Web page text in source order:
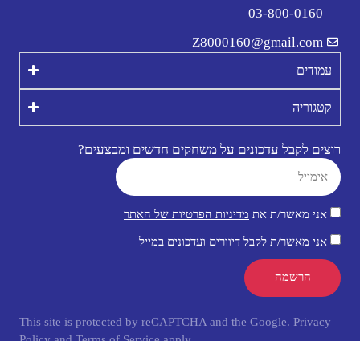
03-800-0160
Z8000160@gmail.com
עמודים
קטגוריה
רוצים לקבל עדכונים על משחקים חדשים ומבצעים?
אני מאשר/ת את מדיניות הפרטיות של האתר
אני מאשר/ת לקבל דיוורים ועדכונים במייל
הרשמה
This site is protected by reCAPTCHA and the Google. Privacy